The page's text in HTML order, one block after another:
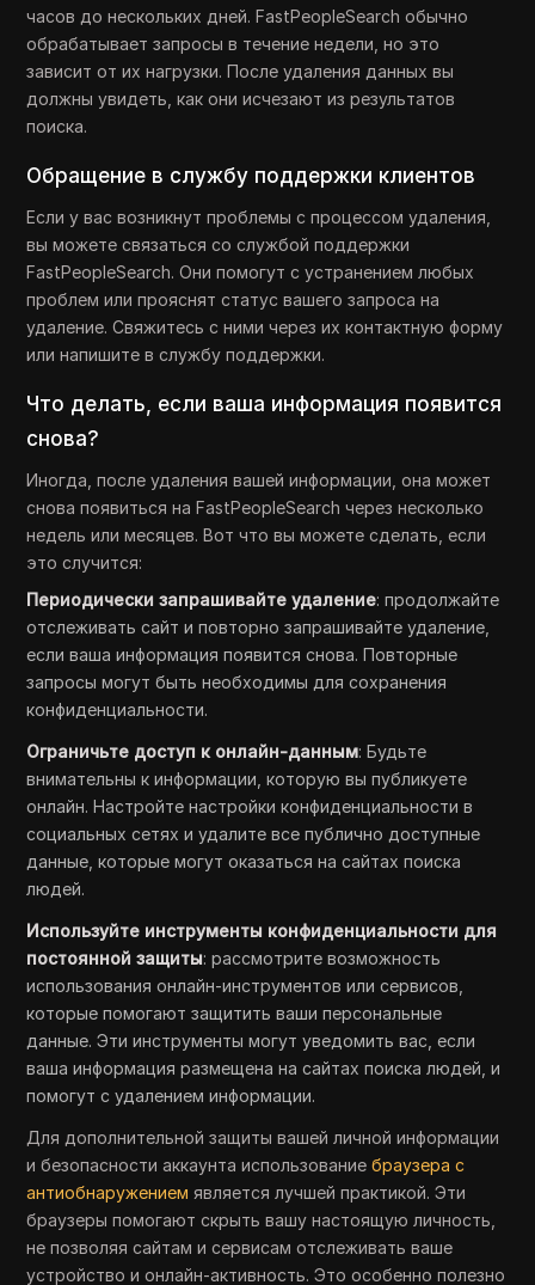
часов до нескольких дней. FastPeopleSearch обычно
обрабатывает запросы в течение недели, но это
зависит от их нагрузки. После удаления данных вы
должны увидеть, как они исчезают из результатов
поиска.
Обращение в службу поддержки клиентов
Если у вас возникнут проблемы с процессом удаления,
вы можете связаться со службой поддержки
FastPeopleSearch. Они помогут с устранением любых
проблем или прояснят статус вашего запроса на
удаление. Свяжитесь с ними через их контактную форму
или напишите в службу поддержки.
Что делать, если ваша информация появится
снова?
Иногда, после удаления вашей информации, она может
снова появиться на FastPeopleSearch через несколько
недель или месяцев. Вот что вы можете сделать, если
это случится:
Периодически запрашивайте удаление: продолжайте
отслеживать сайт и повторно запрашивайте удаление,
если ваша информация появится снова. Повторные
запросы могут быть необходимы для сохранения
конфиденциальности.
Ограничьте доступ к онлайн-данным: Будьте
внимательны к информации, которую вы публикуете
онлайн. Настройте настройки конфиденциальности в
социальных сетях и удалите все публично доступные
данные, которые могут оказаться на сайтах поиска
людей.
Используйте инструменты конфиденциальности для
постоянной защиты: рассмотрите возможность
использования онлайн-инструментов или сервисов,
которые помогают защитить ваши персональные
данные. Эти инструменты могут уведомить вас, если
ваша информация размещена на сайтах поиска людей, и
помогут с удалением информации.
Для дополнительной защиты вашей личной информации
и безопасности аккаунта использованиебраузера с
антиобнаружением является лучшей практикой. Эти
браузеры помогают скрыть вашу настоящую личность,
не позволяя сайтам и сервисам отслеживать ваше
устройство и онлайн-активность. Это особенно полезно